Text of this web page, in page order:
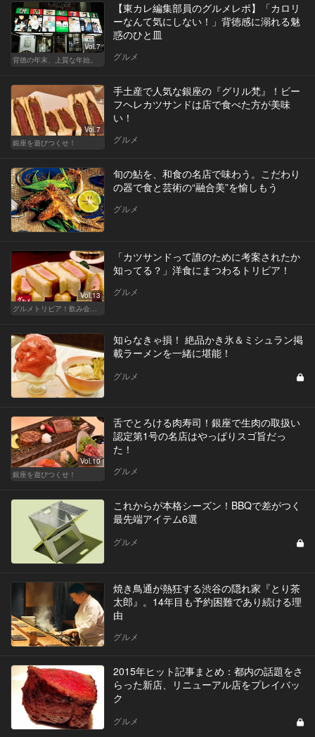
Vol.7
背徳の年末、上質な年始。
【東カレ編集部員のグルメレポ】「カロリ
ーなんて気にしない！」背徳感に溺れる魅
惑のひと皿
グルメ
Vol.7
銀座を遊びつくせ！
手土産で人気な銀座の『グリル梵』！ビー
フヘレカツサンドは店で食べた方が美味
い！
グルメ
旬の鮎を、和食の名店で味わう。こだわり
の器で食と芸術の“融合美”を愉しもう
グルメ
Vol.13
グルメトリビア！飲み会やデートで会話のネタになるQ＆A
「カツサンドって誰のために考案されたか
知ってる？」洋食にまつわるトリビア！
グルメ
知らなきゃ損！ 絶品かき氷＆ミシュラン掲
載ラーメンを一緒に堪能！
グルメ
Vol.10
銀座を遊びつくせ！
舌でとろける肉寿司！銀座で生肉の取扱い
認定第1号の名店はやっぱりスゴ旨だっ
た！
グルメ
これからが本格シーズン！BBQで差がつく
最先端アイテム6選
グルメ
焼き鳥通が熱狂する渋谷の隠れ家『とり茶
太郎』。14年目も予約困難であり続ける理
由
グルメ
2015年ヒット記事まとめ：都内の話題をさ
らった新店、リニューアル店をプレイバッ
ク
グルメ